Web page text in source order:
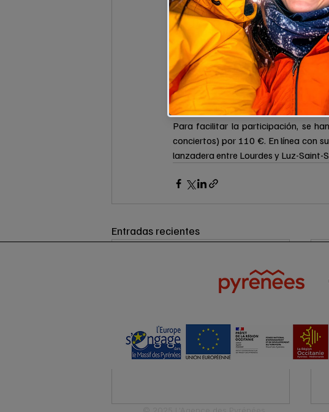
(para expertos del freeride).
histórico balneario Luzéa.
A partir de las 18:00h, el Village
tradición, donde la gastronomía
darán paso a la gran fiesta nocturna.
Sostenibilidad y accesibilidad
Para facilitar la participación, se
conciertos) por 110 €. En línea con
lanzadera entre Lourdes y Luz-
Entradas recientes